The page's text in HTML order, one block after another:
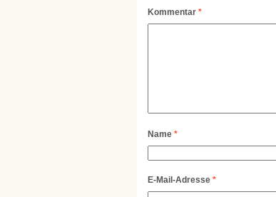
Kommentar *
Name *
E-Mail-Adresse *